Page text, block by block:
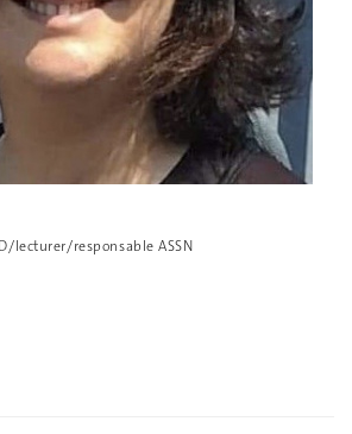
lecturer/responsable ASSN